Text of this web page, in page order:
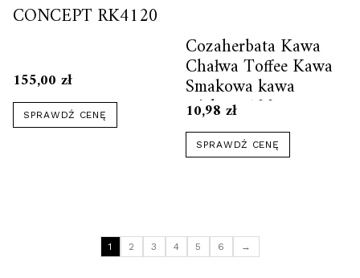
CONCEPT RK4120
155,00 zł
SPRAWDŹ CENĘ
Cozaherbata Kawa
Chałwa Toffee Kawa
Smakowa kawa
mielona 100g
10,98zł
SPRAWDŹ CENĘ
1 2 3 4 5 6 →